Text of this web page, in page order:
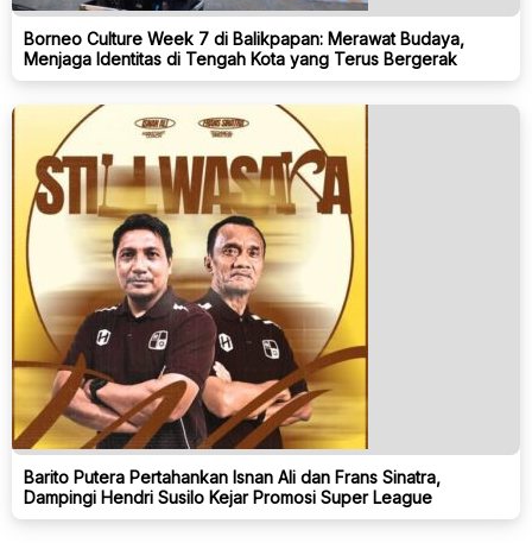
Borneo Culture Week 7 di Balikpapan: Merawat Budaya,
Menjaga Identitas di Tengah Kota yang Terus Bergerak
Barito Putera Pertahankan Isnan Ali dan Frans Sinatra,
Dampingi Hendri Susilo Kejar Promosi Super League